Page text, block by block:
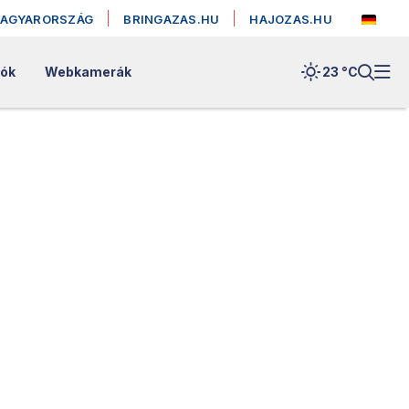
BRINGAZAS.HU HAJOZAS.HU
Webkamerák 23 °C